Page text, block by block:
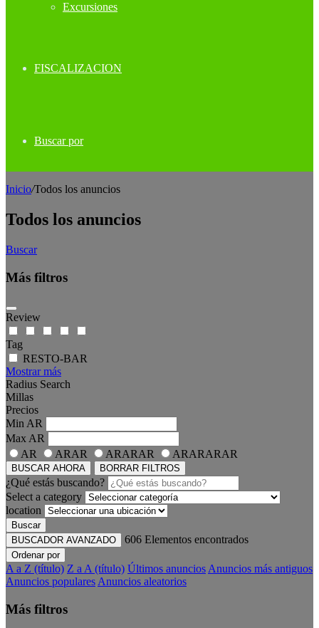
Excursiones
FISCALIZACION
Buscar por
Inicio/Todos los anuncios
Todos los anuncios
Buscar
Más filtros
Review
Tag
RESTO-BAR
Mostrar más
Radius Search
Millas
Precios
Min AR
Max AR
AR
ARAR ARARAR ARARARAR
BUSCAR AHORA BORRAR FILTROS
¿Qué estás buscando?
Select a category
location
Buscar
BUSCADOR AVANZADO
606 Elementos encontrados
Ordenar por
A a Z (título) Z a A (título) Últimos anuncios Anuncios más antiguos
Anuncios populares Anuncios aleatorios
Más filtros